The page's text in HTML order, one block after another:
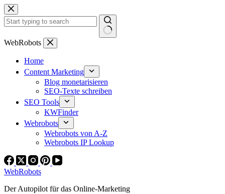
Zum
Inhalt
springen
Keine
WebRobots
Home
Content Marketing
Blog monetarisieren
SEO-Texte schreiben
SEO Tools
KWFinder
Webrobots
Webrobots von A-Z
Webrobots IP Lookup
WebRobots
Der Autopilot für das Online-Marketing